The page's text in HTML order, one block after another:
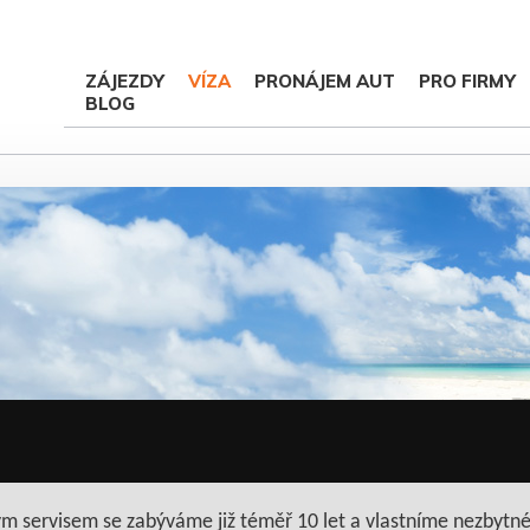
ZÁJEZDY VÍZA PRONÁJEM AUT
PRO FIRMY
BLOG
servisem se zabýváme již téměř 10 let a vlastníme nezbytné